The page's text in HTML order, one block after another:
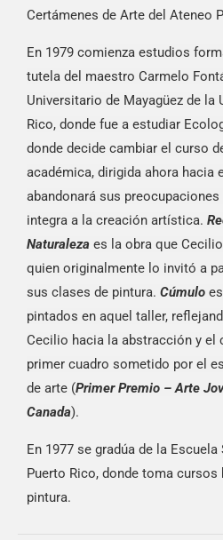
Certámenes de Arte del Ateneo
En 1979 comienza estudios
tutela del maestro Carmelo
Universitario de Mayagüez de la
Rico, donde fue a estudiar
donde decide cambiar el curso
académica, dirigida ahora hacia
abandonará sus
integra a la creación artística.
Naturaleza es la obra que
quien originalmente lo invitó a
sus clases de pintura. Cúmulo
pintados en aquel taller,
Cecilio hacia la abstracción y el
primer cuadro sometido por el
de arte (Primer Premio – Arte
Canada).
En 1977 se gradúa de la
Puerto Rico, donde toma
pintura.